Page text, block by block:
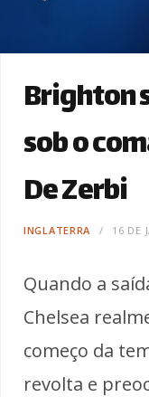
Brighton
sob o
De Zerbi
INGLATERRA 16 DE
Quando a
Chelsea
começo da
revolta e